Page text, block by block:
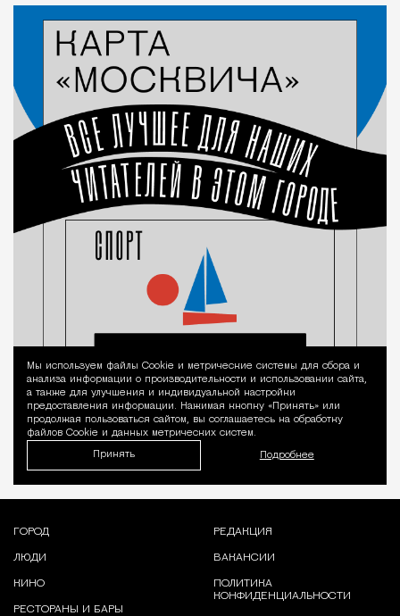
Уведомление
Мы используем файлы Сookie и метрические системы для сбора и
анализа информации о производительности и использовании сайта,
а также для улучшения и индивидуальной настройки
предоставления информации. Нажимая кнопку «Принять» или
продолжая пользоваться сайтом, вы соглашаетесь на обработку
файлов Cookie и данных метрических систем.
Принять Подробнее
ГОРОД
ЛЮДИ
КИНО
РЕСТОРАНЫ И БАРЫ
РЕДАКЦИЯ
ВАКАНСИИ
ПОЛИТИКА
КОНФИДЕНЦИАЛЬНОСТИ